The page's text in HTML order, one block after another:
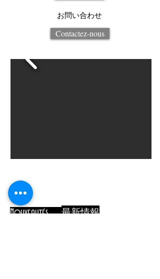
お問い合わせ
Contactez-nous
Nouveautés最新情報